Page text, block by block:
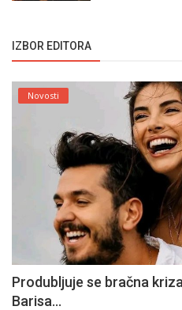
IZBOR EDITORA
Novosti
Produbljuje se bračna
Barisa...